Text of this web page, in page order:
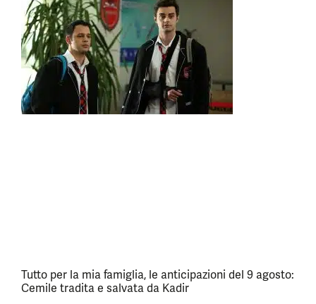
Tutto per la mia famiglia, le anticipazioni del 9 agosto:
Cemile tradita e salvata da Kadir